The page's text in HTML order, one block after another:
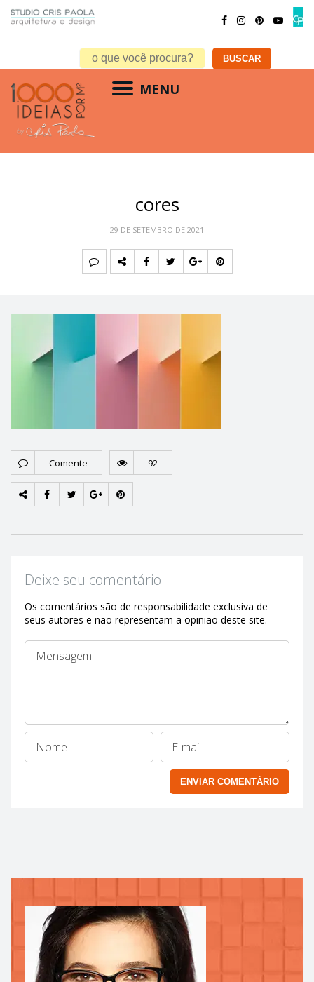
MENU
cores
29 DE SETEMBRO DE 2021
Comente 92
Deixe seu comentário
Os comentários são de responsabilidade exclusiva de
seus autores e não representam a opinião deste site.